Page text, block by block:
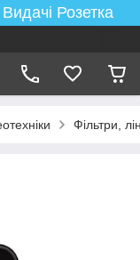
Розетка
Фільтри,